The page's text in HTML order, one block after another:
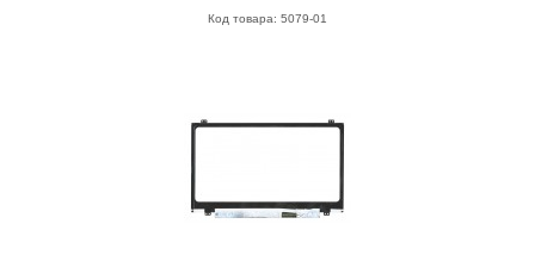
Код товара: 5079-01